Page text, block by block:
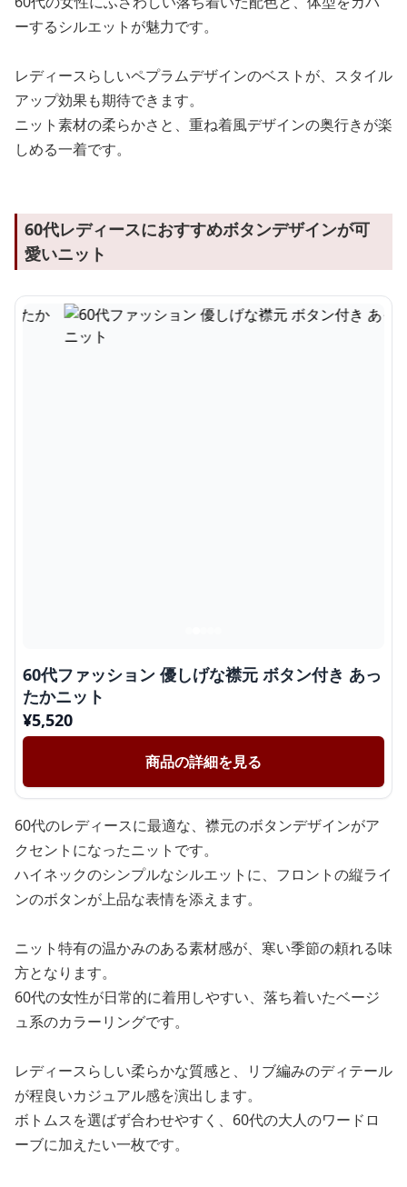
ーするシルエットが魅力です。
レディースらしいペプラムデザインのベストが、スタイル
アップ効果も期待できます。
ニット素材の柔らかさと、重ね着風デザインの奥行きが楽
しめる一着です。
60代レディースにおすすめボタンデザインが可
愛いニット
60代ファッション 優しげな襟元 ボタン付き あっ
たかニット
¥5,520
商品の詳細を見る
60代のレディースに最適な、襟元のボタンデザインがア
クセントになったニットです。
ハイネックのシンプルなシルエットに、フロントの縦ライ
ンのボタンが上品な表情を添えます。
ニット特有の温かみのある素材感が、寒い季節の頼れる味
方となります。
60代の女性が日常的に着用しやすい、落ち着いたベージ
ュ系のカラーリングです。
レディースらしい柔らかな質感と、リブ編みのディテール
が程良いカジュアル感を演出します。
ボトムスを選ばず合わせやすく、60代の大人のワードロ
ーブに加えたい一枚です。